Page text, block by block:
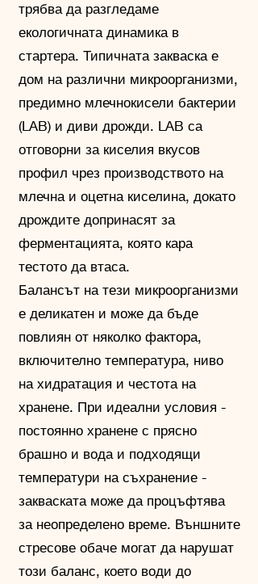
трябва да разгледаме
екологичната динамика в
стартера. Типичната закваска е
дом на различни микроорганизми,
предимно млечнокисели бактерии
(LAB) и диви дрожди. LAB са
отговорни за киселия вкусов
профил чрез производството на
млечна и оцетна киселина, докато
дрождите допринасят за
ферментацията, която кара
тестото да втаса.
Балансът на тези микроорганизми
е деликатен и може да бъде
повлиян от няколко фактора,
включително температура, ниво
на хидратация и честота на
хранене. При идеални условия -
постоянно хранене с прясно
брашно и вода и подходящи
температури на съхранение -
закваската може да процъфтява
за неопределено време. Външните
стресове обаче могат да нарушат
този баланс, което води до